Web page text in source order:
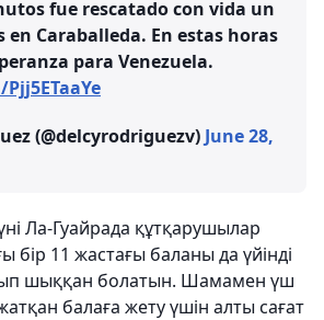
fue rescatado con vida un
en Caraballeda. En estas horas
para Venezuela.
(@delcyrodriguezv) June 28,
Ла-Гуайрада құтқарушылар
бір 11 жастағы баланы да үйінді
шыққан болатын. Шамамен үш
балаға жету үшін алты сағат